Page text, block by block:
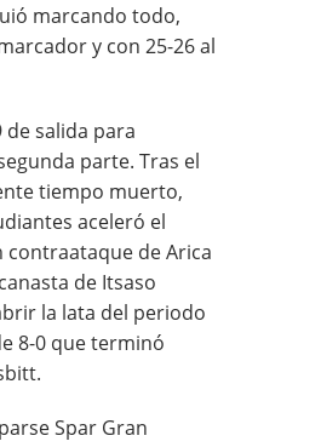
marcando todo,
y con 25-26 al
de salida para
parte. Tras el
tiempo muerto,
aceleró el
contraataque de Arica
de Itsaso
la lata del periodo
8-0 que terminó
Spar Gran